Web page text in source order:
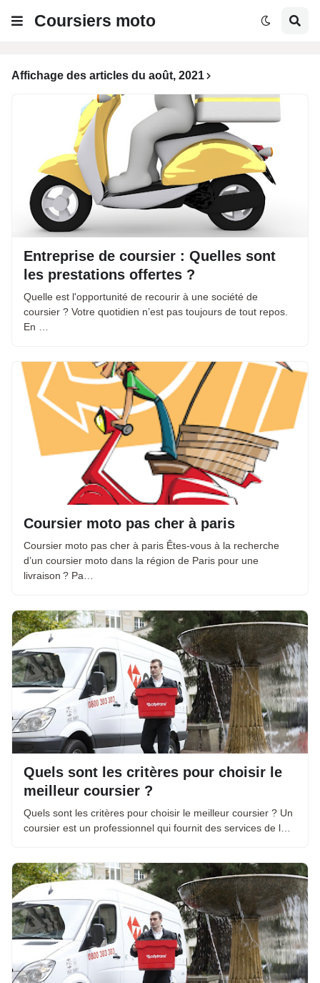
Coursiers moto
Affichage des articles du août, 2021
Entreprise de coursier : Quelles sont
les prestations offertes ?
Quelle est l'opportunité de recourir à une société de
coursier ? Votre quotidien n’est pas toujours de tout repos.
En …
Coursier moto pas cher à paris
Coursier moto pas cher à paris Êtes-vous à la recherche
d’un coursier moto dans la région de Paris pour une
livraison ? Pa…
Quels sont les critères pour choisir le
meilleur coursier ?
Quels sont les critères pour choisir le meilleur coursier ? Un
coursier est un professionnel qui fournit des services de l…